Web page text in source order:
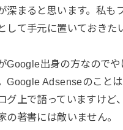
深まると思います。私も
して手元に置いておきた
Google出身の方なのでや
Google Adsenseのこと
グ上で語っていますけど
の著書には敵いません。